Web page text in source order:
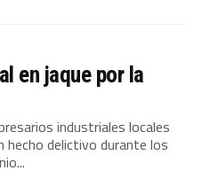
en jaque por la
industriales locales
hecho delictivo durante los